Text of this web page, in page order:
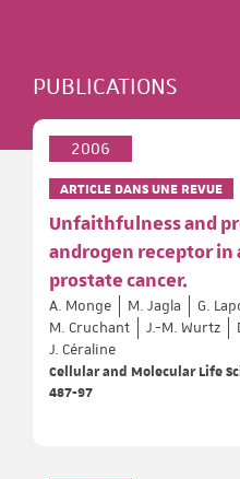
PUBLICATIONS
2006
ARTICLE DANS UNE REVUE
Unfaithfulness and
androgen receptor
prostate cancer.
A. Monge M. Jagla G.
M. Cruchant
J.-M. Wurtz
J. Céraline
Cellular and Molecular Life
487-97